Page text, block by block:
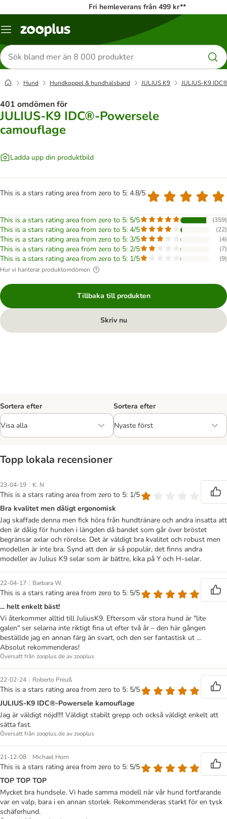
Fri hemleverans från 499 kr**
Katalogmeny
Sök
efter
produkter
Hund Hundkoppel & hundhalsband JULIUS K9 JULIUS-K9
401 omdömen för
JULIUS-K9 IDC®-Powersele
camouflage
Ladda upp din produktbild
This is a stars rating area from zero to 5: 4.8/5
This is a stars rating area from zero to 5: 5/5 (359)
This is a stars rating area from zero to 5: 4/5 (22)
This is a stars rating area from zero to 5: 3/5 (4)
This is a stars rating area from zero to 5: 2/5 (7)
This is a stars rating area from zero to 5: 1/5 (9)
Hur vi hanterar produktomdömen
Tillbaka till produkten
Skriv nu
Sortera efter Sortera efter
Topp lokala recensioner
23-04-19 | K. N
This is a stars rating area from zero to 5: 1/5
Bra kvalitet men dåligt ergonomisk
Jag skaffade denna men fick höra från hundtränare och andra insatta att
den är dålig för hunden i längden då bandet som går över bröstet
begränsar axlar och rörelse. Det är väldigt bra kvalitet och robust men
modellen är inte bra. Synd att den är så populär, det finns andra
modeller av Julius K9 selar som är bättre, kika på Y och H-selar.
22-04-17 | Barbara W.
This is a stars rating area from zero to 5: 5/5
... helt enkelt bäst!
Vi återkommer alltid till JuliusK9. Eftersom vår stora hund är "lite
galen" ser selarna inte riktigt fina ut efter två år – den här gången
beställde jag en annan färg än svart, och den ser fantastisk ut ...
Absolut rekommenderas!
Översatt från zooplus.de av zooplus
22-02-24 | Roberto Preuß
This is a stars rating area from zero to 5: 5/5
JULIUS-K9 IDC®-Powersele kamouflage
Jag är väldigt nöjd!!!! Väldigt stabilt grepp och också väldigt enkelt att
sätta fast.
Översatt från zooplus.de av zooplus
21-12-08 | Michael Horn
This is a stars rating area from zero to 5: 5/5
TOP TOP TOP
Mycket bra hundsele. Vi hade samma modell när vår hund fortfarande
var en valp, bara i en annan storlek. Rekommenderas starkt för en tysk
schäferhund.